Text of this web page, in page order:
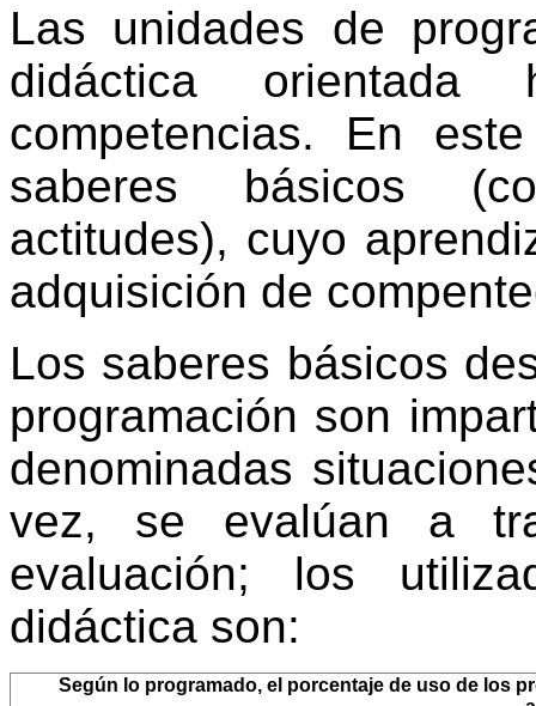
Las unidades de
didáctica
competencias. En
saberes básicos
actitudes), cuyo
adquisición de
Los saberes básicos
programación son
denominadas
vez, se evalúan a
evaluación; los
didáctica son:
Según lo programado, el porcentaje de uso de los